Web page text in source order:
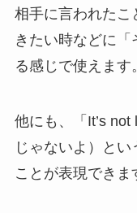
相手に言われたこ
きたい時などに
る感じで使えます。
他にも、「It’s
じゃないよ）と
ことが表現できま